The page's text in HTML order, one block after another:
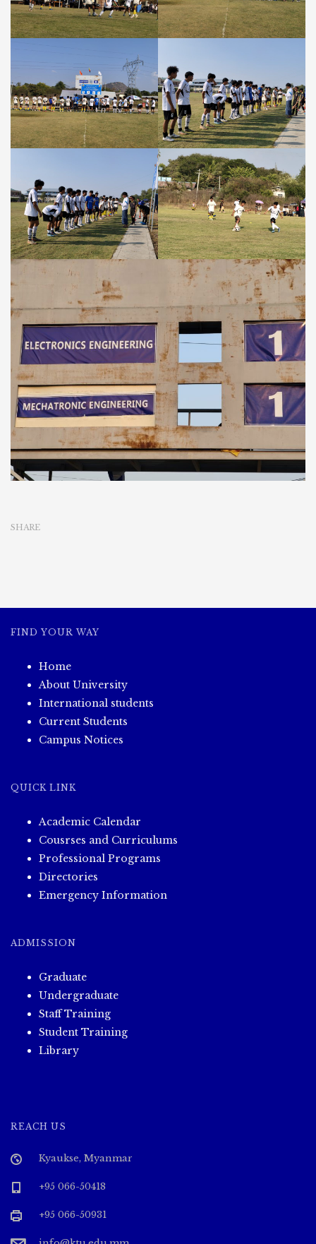
SHARE
FIND YOUR WAY
Home
About University
International students
Current Students
Campus Notices
QUICK LINK
Academic Calendar
Cousrses and Curriculums
Professional Programs
Directories
Emergency Information
ADMISSION
Graduate
Undergraduate
Staff Training
Student Training
Library
REACH US
Kyaukse, Myanmar
+95 066-50418
+95 066-50931